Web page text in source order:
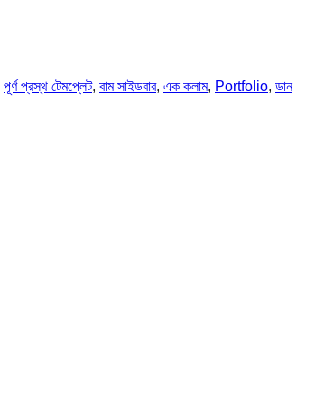
পূর্ণ প্রস্থ টেমপ্লেট, বাম সাইডবার, এক কলাম, Portfolio, ডান